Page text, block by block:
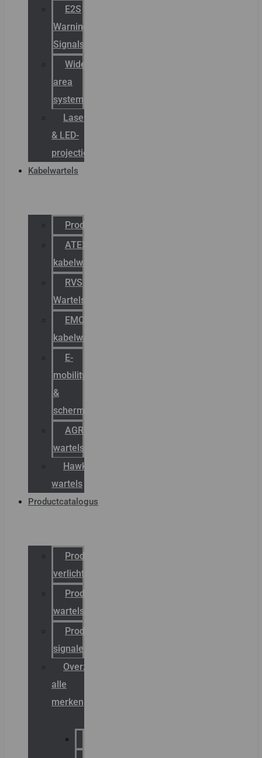
E2S
Warning
Signals
Wide
area
systemen
Laserbelijning
& LED-
projectie
Kabelwartels
Productcatalogus
ATEX
kabelwartels
RVS
Wartels
EMC
kabelwartels
E-
mobility
&
schermstromen
AGRO
wartels
Hawke
wartels
Productcatalogus
Productcatalogus
verlichting
Productcatalogus
wartels
Productcatalogus
signalering
Overzicht
alle
merken